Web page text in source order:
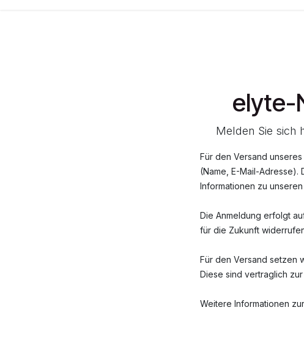
elyte-
Melden Sie sich
Für den Versand
(Name, E-Mail-
Informationen zu
Die Anmeldung erfolgt
für die Zukunft
Für den Versand setzen
Diese sind vertraglich
Weitere Informationen